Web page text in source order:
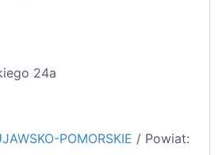
24a
POMORSKIE / Powiat: